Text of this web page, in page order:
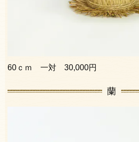
60ｃｍ 一対 30,000円
蘭